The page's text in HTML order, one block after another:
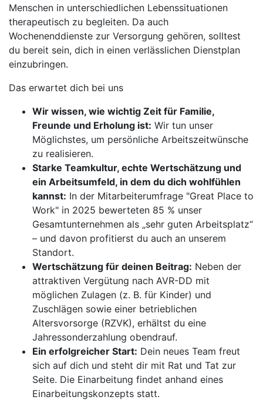
Menschen in unterschiedlichen Lebenssituationen
therapeutisch zu begleiten. Da auch
Wochenenddienste zur Versorgung gehören, solltest
du bereit sein, dich in einen verlässlichen Dienstplan
einzubringen.
Das erwartet dich bei uns
Wir wissen, wie wichtig Zeit für Familie,
Freunde und Erholung ist: Wir tun unser
Möglichstes, um persönliche Arbeitszeitwünsche
zu realisieren.
Starke Teamkultur, echte Wertschätzung und
ein Arbeitsumfeld, in dem du dich wohlfühlen
kannst: In der Mitarbeiterumfrage "Great Place to
Work" in 2025 bewerteten 85 % unser
Gesamtunternehmen als „sehr guten Arbeitsplatz“
– und davon profitierst du auch an unserem
Standort.
Wertschätzung für deinen Beitrag: Neben der
attraktiven Vergütung nach AVR-DD mit
möglichen Zulagen (z. B. für Kinder) und
Zuschlägen sowie einer betrieblichen
Altersvorsorge (RZVK), erhältst du eine
Jahressonderzahlung obendrauf.
Ein erfolgreicher Start: Dein neues Team freut
sich auf dich und steht dir mit Rat und Tat zur
Seite. Die Einarbeitung findet anhand eines
Einarbeitungskonzepts statt.